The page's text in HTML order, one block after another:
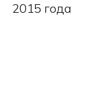
2015 года